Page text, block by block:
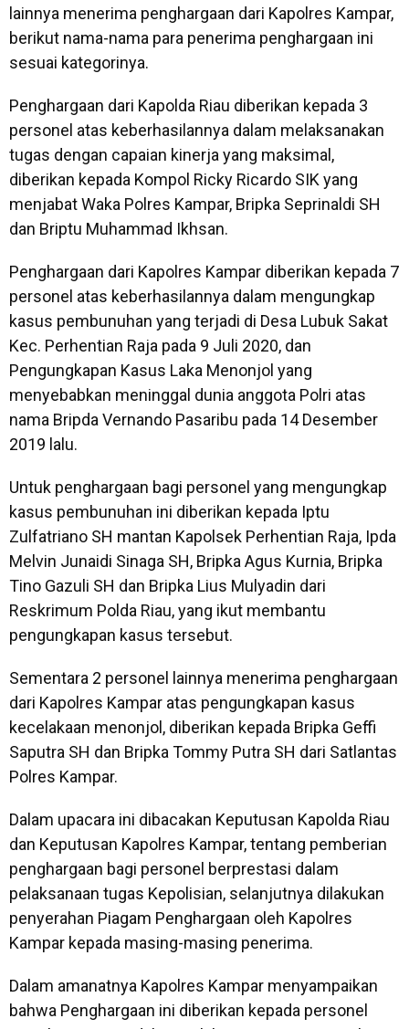
lainnya menerima penghargaan dari Kapolres Kampar,
berikut nama-nama para penerima penghargaan ini
sesuai kategorinya.
Penghargaan dari Kapolda Riau diberikan kepada 3
personel atas keberhasilannya dalam melaksanakan
tugas dengan capaian kinerja yang maksimal,
diberikan kepada Kompol Ricky Ricardo SIK yang
menjabat Waka Polres Kampar, Bripka Seprinaldi SH
dan Briptu Muhammad Ikhsan.
Penghargaan dari Kapolres Kampar diberikan kepada 7
personel atas keberhasilannya dalam mengungkap
kasus pembunuhan yang terjadi di Desa Lubuk Sakat
Kec. Perhentian Raja pada 9 Juli 2020, dan
Pengungkapan Kasus Laka Menonjol yang
menyebabkan meninggal dunia anggota Polri atas
nama Bripda Vernando Pasaribu pada 14 Desember
2019 lalu.
Untuk penghargaan bagi personel yang mengungkap
kasus pembunuhan ini diberikan kepada Iptu
Zulfatriano SH mantan Kapolsek Perhentian Raja, Ipda
Melvin Junaidi Sinaga SH, Bripka Agus Kurnia, Bripka
Tino Gazuli SH dan Bripka Lius Mulyadin dari
Reskrimum Polda Riau, yang ikut membantu
pengungkapan kasus tersebut.
Sementara 2 personel lainnya menerima penghargaan
dari Kapolres Kampar atas pengungkapan kasus
kecelakaan menonjol, diberikan kepada Bripka Geffi
Saputra SH dan Bripka Tommy Putra SH dari Satlantas
Polres Kampar.
Dalam upacara ini dibacakan Keputusan Kapolda Riau
dan Keputusan Kapolres Kampar, tentang pemberian
penghargaan bagi personel berprestasi dalam
pelaksanaan tugas Kepolisian, selanjutnya dilakukan
penyerahan Piagam Penghargaan oleh Kapolres
Kampar kepada masing-masing penerima.
Dalam amanatnya Kapolres Kampar menyampaikan
bahwa Penghargaan ini diberikan kepada personel